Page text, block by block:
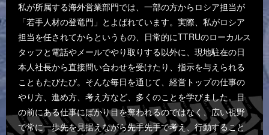
私が所属する海外営業部門では、一部の方からロシア担当が
「若手人材の登竜門」とよばれています。実際、私がロシア
担当を任されてからというもの、日常的にTTRUのローカルス
タッフと電話やメールでやり取りする以外に、現地駐在の日
本人社長から直接問い合わせを受けたり、指示を与えられる
こともたびたび。そんな毎日を通じて、経営トップの仕事の
やり方、進め方、考え方など、多くのことを学びました。目
の前にある仕事にばかり目を奪われるのではなく、広い視野
で常に一歩先を見据えながら先手先手で考え、行動すること